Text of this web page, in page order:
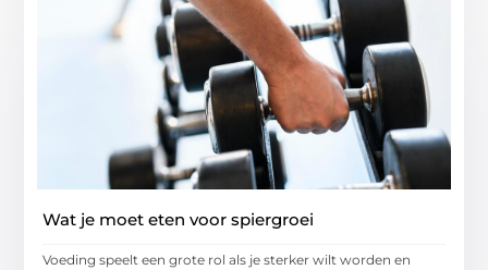
Wat je moet eten voor spiergroei
Voeding speelt een grote rol als je sterker wilt worden en